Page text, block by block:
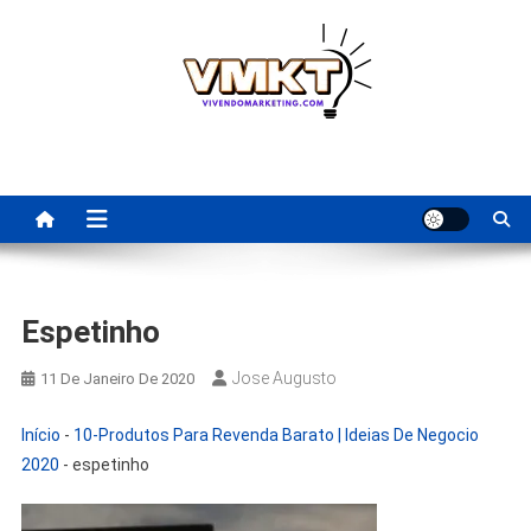
Para Revenda | Vivendo
Marketing
Espetinho
11 De Janeiro De 2020 Jose Augusto
Início - 10-Produtos Para Revenda Barato | Ideias De Negocio
2020 - espetinho